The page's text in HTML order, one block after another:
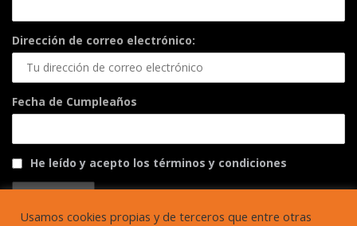
Dirección de correo electrónico:
Fecha de Cumpleaños
He leído y acepto los términos y condiciones
Usamos cookies propias y de terceros que entre otras